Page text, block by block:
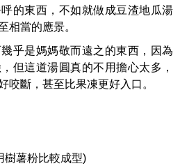
的東西，不如就做成豆渣地瓜湯
相當的應景。
乎是媽媽敬而遠之的東西，因為
但這道湯圓真的不用擔心太多，
咬斷，甚至比果凍更好入口。
樹薯粉比較成型)